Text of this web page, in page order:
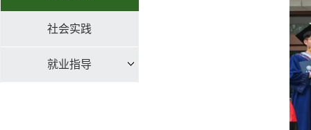
社会实践
就业指导